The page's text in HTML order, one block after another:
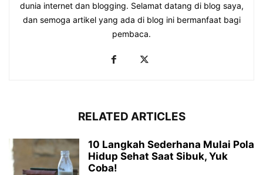
dunia internet dan blogging. Selamat datang di blog saya,
dan semoga artikel yang ada di blog ini bermanfaat bagi
pembaca.
RELATED ARTICLES
10 Langkah Sederhana Mulai Pola
Hidup Sehat Saat Sibuk, Yuk
Coba!